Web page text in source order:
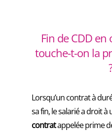
Fin de CDD
touche-t-on la
Lorsqu’un contrat à
sa fin, le salarié a droit à
contratappelée prime